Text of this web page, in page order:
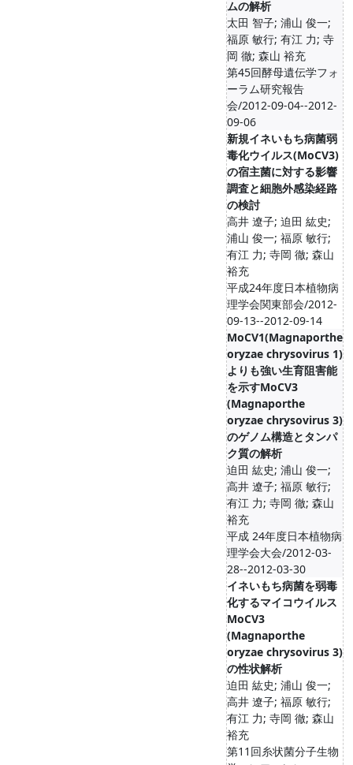
ムの解析
太田 智子; 浦山 俊一;
福原 敏行; 有江 力; 寺
岡 徹; 森山 裕充
第45回酵母遺伝学フォ
ーラム研究報告
会/2012-09-04--2012-
09-06
新規イネいもち病菌弱
毒化ウイルス(MoCV3)
の宿主菌に対する影響
調査と細胞外感染経路
の検討
高井 遼子; 迫田 紘史;
浦山 俊一; 福原 敏行;
有江 力; 寺岡 徹; 森山
裕充
平成24年度日本植物病
理学会関東部会/2012-
09-13--2012-09-14
MoCV1(Magnaporthe
oryzae chrysovirus 1)
よりも強い生育阻害能
を示すMoCV3
(Magnaporthe
oryzae chrysovirus 3)
のゲノム構造とタンパ
ク質の解析
迫田 紘史; 浦山 俊一;
高井 遼子; 福原 敏行;
有江 力; 寺岡 徹; 森山
裕充
平成 24年度日本植物病
理学会大会/2012-03-
28--2012-03-30
イネいもち病菌を弱毒
化するマイコウイルス
MoCV3
(Magnaporthe
oryzae chrysovirus 3)
の性状解析
迫田 紘史; 浦山 俊一;
高井 遼子; 福原 敏行;
有江 力; 寺岡 徹; 森山
裕充
第11回糸状菌分子生物